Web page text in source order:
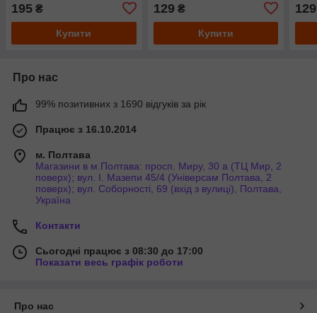
195 ₴
Купити
129₴
Купити
129
Про нас
99% позитивних з 1690 відгуків за рік
Працює з 16.10.2014
м. Полтава
Магазини в м.Полтава: просп. Миру, 30 а (ТЦ Мир, 2
поверх); вул. І. Мазепи 45/4 (Універсам Полтава, 2
поверх); вул. Соборності, 69 (вхід з вулиці), Полтава,
Україна
Контакти
Сьогодні працює з 08:30 до 17:00
Показати весь графік роботи
Про нас